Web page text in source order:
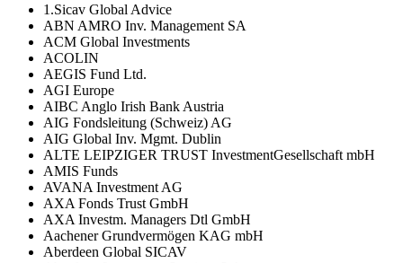
1.Sicav Global Advice
ABN AMRO Inv. Management SA
ACM Global Investments
ACOLIN
AEGIS Fund Ltd.
AGI Europe
AIBC Anglo Irish Bank Austria
AIG Fondsleitung (Schweiz) AG
AIG Global Inv. Mgmt. Dublin
ALTE LEIPZIGER TRUST InvestmentGesellschaft mbH
AMIS Funds
AVANA Investment AG
AXA Fonds Trust GmbH
AXA Investm. Managers Dtl GmbH
Aachener Grundvermögen KAG mbH
Aberdeen Global SICAV